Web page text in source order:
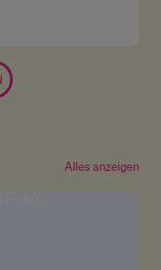
Alles anzeigen